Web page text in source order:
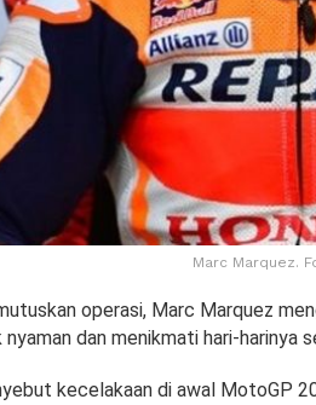
Marc Marquez.
operasi, Marc Marquez
nyaman dan menikmati hari-harinya
kecelakaan di awal MotoGP